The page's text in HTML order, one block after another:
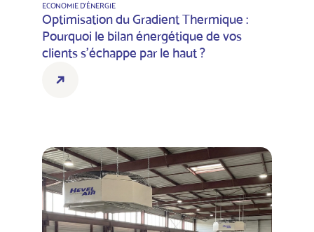
ECONOMIE D'ÉNERGIE
Optimisation du Gradient Thermique :
Pourquoi le bilan énergétique de vos
clients s’échappe par le haut ?